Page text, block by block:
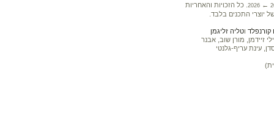
2026 ←
. כל הזכויות והאחריות
יוצרי התכנים בלבד.
וטליה זליגמן
זיידמן, מורן שוב, אבנר
עינת עריף-גלנטי